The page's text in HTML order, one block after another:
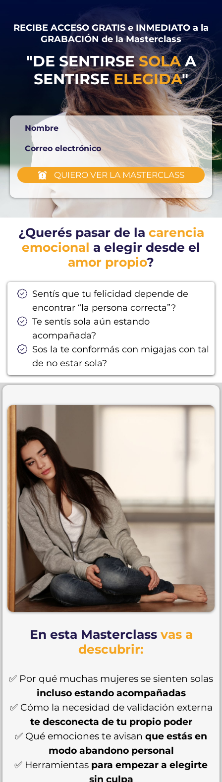
RECIBE ACCESO GRATIS e INMEDIATO a la
GRABACIÓN de la Masterclass
"DE SENTIRSESOLAA
SENTIRSEELEGIDA"
Nombre
Correo electrónico
QUIERO VER LA MASTERCLASS
¿Querés pasar de la carencia
emocional a elegir desde el
amor propio?
Sentís que tu felicidad depende de
encontrar “la persona correcta”?
Te sentís sola aún estando
acompañada?
Sos la te conformás con migajas con tal
de no estar sola?
En esta Masterclass vas a
descubrir:
✅ Por qué muchas mujeres se sienten solas
incluso estando acompañadas
✅ Cómo la necesidad de validación externa
te desconecta de tu propio poder
✅ Qué emociones te avisan que estás en
modo abandono personal
✅ Herramientas para empezar a elegirte
sin culpa